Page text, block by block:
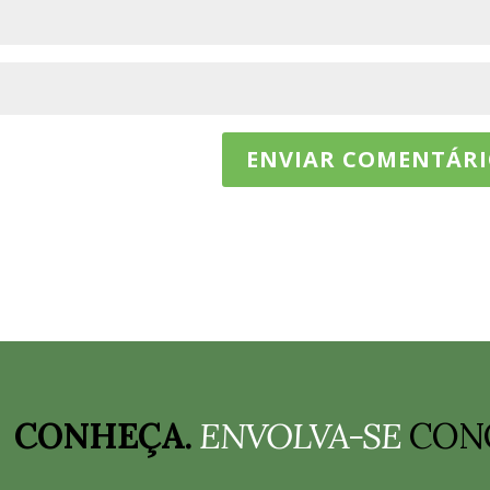
CONHEÇA.ENVOLVA-SE